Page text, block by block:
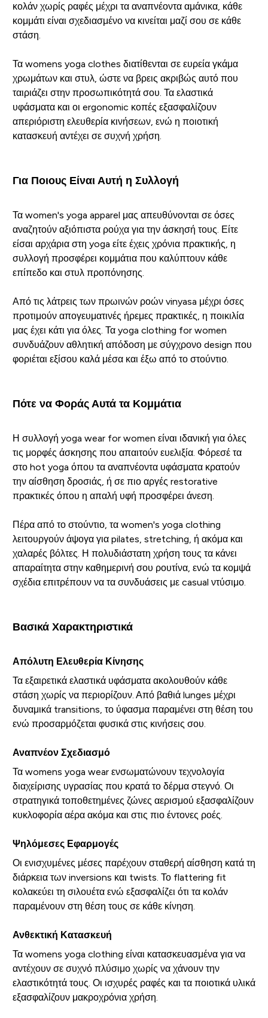
κολάν χωρίς ραφές μέχρι τα αναπνέοντα αμάνικα, κάθε
κομμάτι είναι σχεδιασμένο να κινείται μαζί σου σε κάθε
στάση.
Τα womens yoga clothes διατίθενται σε ευρεία γκάμα
χρωμάτων και στυλ, ώστε να βρεις ακριβώς αυτό που
ταιριάζει στην προσωπικότητά σου. Τα ελαστικά
υφάσματα και οι ergonomic κοπές εξασφαλίζουν
απεριόριστη ελευθερία κινήσεων, ενώ η ποιοτική
κατασκευή αντέχει σε συχνή χρήση.
Για Ποιους Είναι Αυτή η Συλλογή
Τα women's yoga apparel μας απευθύνονται σε όσες
αναζητούν αξιόπιστα ρούχα για την άσκησή τους. Είτε
είσαι αρχάρια στη yoga είτε έχεις χρόνια πρακτικής, η
συλλογή προσφέρει κομμάτια που καλύπτουν κάθε
επίπεδο και στυλ προπόνησης.
Από τις λάτρεις των πρωινών ροών vinyasa μέχρι όσες
προτιμούν απογευματινές ήρεμες πρακτικές, η ποικιλία
μας έχει κάτι για όλες. Τα yoga clothing for women
συνδυάζουν αθλητική απόδοση με σύγχρονο design που
φοριέται εξίσου καλά μέσα και έξω από το στούντιο.
Πότε να Φοράς Αυτά τα Κομμάτια
Η συλλογή yoga wear for women είναι ιδανική για όλες
τις μορφές άσκησης που απαιτούν ευελιξία. Φόρεσέ τα
στο hot yoga όπου τα αναπνέοντα υφάσματα κρατούν
την αίσθηση δροσιάς, ή σε πιο αργές restorative
πρακτικές όπου η απαλή υφή προσφέρει άνεση.
Πέρα από το στούντιο, τα women's yoga clothing
λειτουργούν άψογα για pilates, stretching, ή ακόμα και
χαλαρές βόλτες. Η πολυδιάστατη χρήση τους τα κάνει
απαραίτητα στην καθημερινή σου ρουτίνα, ενώ τα κομψά
σχέδια επιτρέπουν να τα συνδυάσεις με casual ντύσιμο.
Βασικά Χαρακτηριστικά
Απόλυτη Ελευθερία Κίνησης
Τα εξαιρετικά ελαστικά υφάσματα ακολουθούν κάθε
στάση χωρίς να περιορίζουν. Από βαθιά lunges μέχρι
δυναμικά transitions, το ύφασμα παραμένει στη θέση του
ενώ προσαρμόζεται φυσικά στις κινήσεις σου.
Αναπνέον Σχεδιασμό
Τα womens yoga wear ενσωματώνουν τεχνολογία
διαχείρισης υγρασίας που κρατά το δέρμα στεγνό. Οι
στρατηγικά τοποθετημένες ζώνες αερισμού εξασφαλίζουν
κυκλοφορία αέρα ακόμα και στις πιο έντονες ροές.
Ψηλόμεσες Εφαρμογές
Οι ενισχυμένες μέσες παρέχουν σταθερή αίσθηση κατά τη
διάρκεια των inversions και twists. Το flattering fit
κολακεύει τη σιλουέτα ενώ εξασφαλίζει ότι τα κολάν
παραμένουν στη θέση τους σε κάθε κίνηση.
Ανθεκτική Κατασκευή
Τα womens yoga clothing είναι κατασκευασμένα για να
αντέχουν σε συχνό πλύσιμο χωρίς να χάνουν την
ελαστικότητά τους. Οι ισχυρές ραφές και τα ποιοτικά υλικά
εξασφαλίζουν μακροχρόνια χρήση.